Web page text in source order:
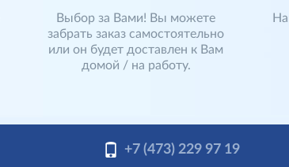
Выбор за Вами! Вы можете
забрать заказ самостоятельно
или он будет доставлен к Вам
домой / на работу.
складе, мы подтверждаем
формирование заказа по
контактному телефону. После
+7 (473) 229 97 19